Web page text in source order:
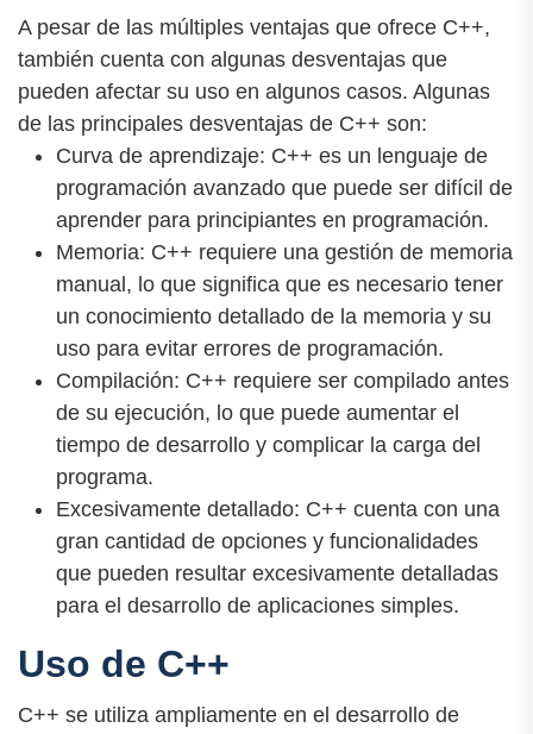
A pesar de las múltiples ventajas que ofrece C++,
también cuenta con algunas desventajas que
pueden afectar su uso en algunos casos. Algunas
de las principales desventajas de C++ son:
Curva de aprendizaje: C++ es un lenguaje de
programación avanzado que puede ser difícil de
aprender para principiantes en programación.
Memoria: C++ requiere una gestión de memoria
manual, lo que significa que es necesario tener
un conocimiento detallado de la memoria y su
uso para evitar errores de programación.
Compilación: C++ requiere ser compilado antes
de su ejecución, lo que puede aumentar el
tiempo de desarrollo y complicar la carga del
programa.
Excesivamente detallado: C++ cuenta con una
gran cantidad de opciones y funcionalidades
que pueden resultar excesivamente detalladas
para el desarrollo de aplicaciones simples.
Uso de C++
C++ se utiliza ampliamente en el desarrollo de